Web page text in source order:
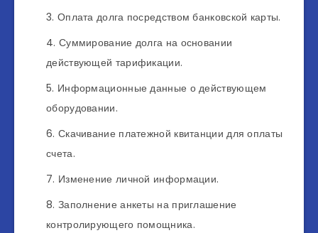
Оплата долга посредством банковской карты.
Суммирование долга на основании
действующей тарификации.
Информационные данные о действующем
оборудовании.
Скачивание платежной квитанции для оплаты
счета.
Изменение личной информации.
Заполнение анкеты на приглашение
контролирующего помощника.